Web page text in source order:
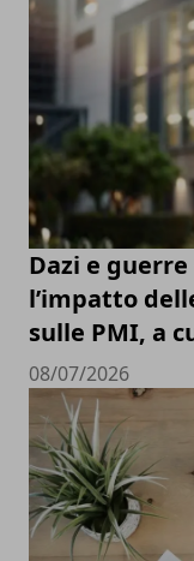
Dazi e
l’impatto
sulle PMI, a
08/07/2026